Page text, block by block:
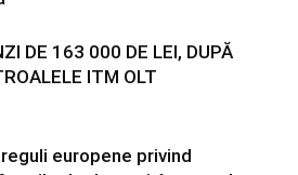
DE 163 000 DE LEI, DUPĂ
ITM OLT
europene privind